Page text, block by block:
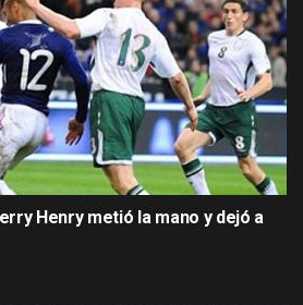
Henry metió la mano y dejó a